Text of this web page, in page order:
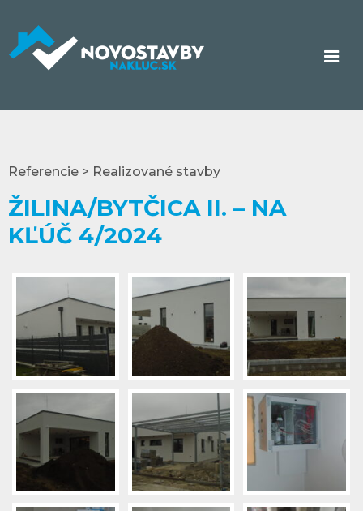
Referencie > Realizované stavby
ŽILINA/BYTČICA II. – NA
KĽÚČ 4/2024